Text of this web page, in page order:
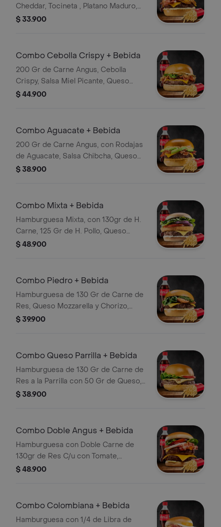
Cheddar, Tocineta , Platano Maduro,
Papas, Salsa de la Casa y Bebida
$ 33.900
Combo Cebolla Crispy + Bebida
200 Gr de Carne Angus, Cebolla
Crispy, Salsa Miel Picante, Queso
Cheddar, Lechuga, Tocineta y Salsa
$ 44.900
Combo Aguacate + Bebida
200 Gr de Carne Angus, con Rodajas
de Aguacate, Salsa Chibcha, Queso
Cheddar, Tocineta Crocante, Papas y
$ 38.900
Combo Mixta + Bebida
Hamburguesa Mixta, con 130gr de H.
Carne, 125 Gr de H. Pollo, Queso
Cheddar, Tomate, Lechuga, Cebolla
$ 48.900
Combo Piedro + Bebida
Hamburguesa de 130 Gr de Carne de
Res, Queso Mozzarella y Chorizo,
Salsas, Bebida, Chimichurri y
$ 39.900
Combo Queso Parrilla + Bebida
Hamburguesa de 130 Gr de Carne de
Res a la Parrilla con 50 Gr de Queso,
Tomate, Lechuga, Guarnición a
$ 38.900
Combo Doble Angus + Bebida
Hamburguesa con Doble Carne de
130gr de Res C/u con Tomate,
Cebolla, Lechuga, Queso Cheddar,
$ 48.900
Combo Colombiana + Bebida
Hamburguesa con 1/4 de Libra de